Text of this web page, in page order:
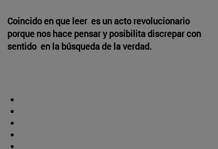
Coincido en que leer es un acto revolucionario
porque nos hace pensar y posibilita discrepar con
sentido en la búsqueda de la verdad.